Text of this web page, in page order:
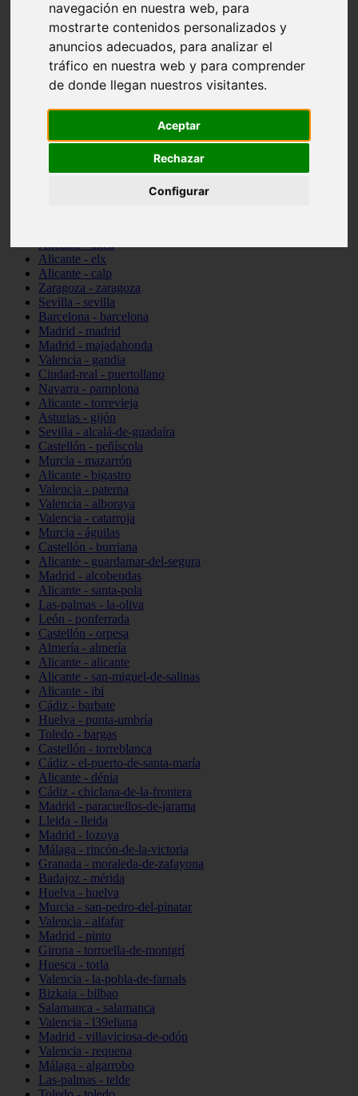
navegación en nuestra web, para
mostrarte contenidos personalizados y
anuncios adecuados, para analizar el
tráfico en nuestra web y para comprender
de donde llegan nuestros visitantes.
Aceptar
Rechazar
Configurar
Ciudad-real - picón
Valencia - beniparrell
Valencia - chiva
Murcia - calasparra
Valencia - burjassot
Valencia - sagunt
Asturias - ribadesella
Alicante - el-campello
Cádiz - rota
Madrid - las-rozas-de-madrid
Alicante - altea
Alicante - elx
Alicante - calp
Zaragoza - zaragoza
Sevilla - sevilla
Barcelona - barcelona
Madrid - madrid
Madrid - majadahonda
Valencia - gandia
Ciudad-real - puertollano
Navarra - pamplona
Alicante - torrevieja
Asturias - gijón
Sevilla - alcalá-de-guadaíra
Castellón - peñíscola
Murcia - mazarrón
Alicante - bigastro
Valencia - paterna
Valencia - alboraya
Valencia - catarroja
Murcia - águilas
Castellón - burriana
Alicante - guardamar-del-segura
Madrid - alcobendas
Alicante - santa-pola
Las-palmas - la-oliva
León - ponferrada
Castellón - orpesa
Almería - almería
Alicante - alicante
Alicante - san-miguel-de-salinas
Alicante - ibi
Cádiz - barbate
Huelva - punta-umbría
Toledo - bargas
Castellón - torreblanca
Cádiz - el-puerto-de-santa-maría
Alicante - dénia
Cádiz - chiclana-de-la-frontera
Madrid - paracuellos-de-jarama
Lleida - lleida
Madrid - lozoya
Málaga - rincón-de-la-victoria
Granada - moraleda-de-zafayona
Badajoz - mérida
Huelva - huelva
Murcia - san-pedro-del-pinatar
Valencia - alfafar
Madrid - pinto
Girona - torroella-de-montgrí
Huesca - torla
Valencia - la-pobla-de-farnals
Bizkaia - bilbao
Salamanca - salamanca
Valencia - l39eliana
Madrid - villaviciosa-de-odón
Valencia - requena
Málaga - algarrobo
Las-palmas - telde